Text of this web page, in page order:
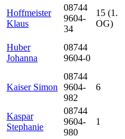
Hoffmeister
Klaus
08744
9604-
34
15 (1.
OG)
Huber
Johanna
08744
9604-0
Kaiser Simon
08744
9604-
982
6
Kaspar
Stephanie
08744
9604-
980
1